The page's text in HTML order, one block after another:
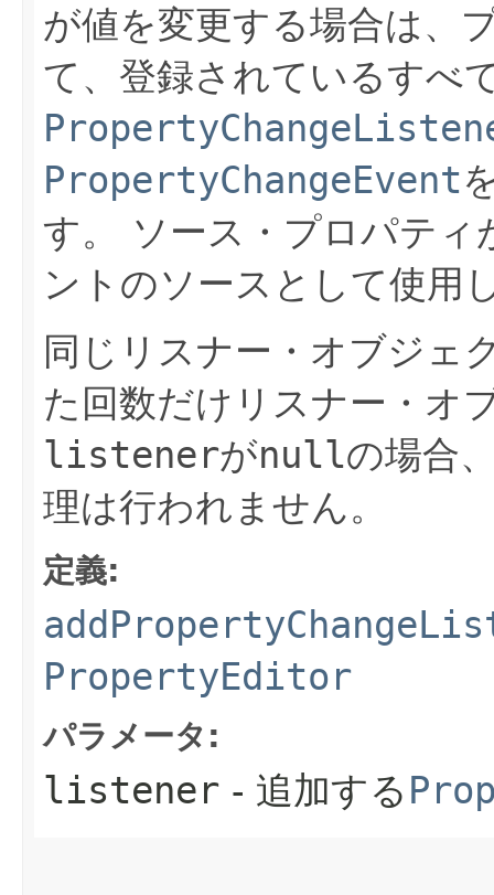
が値を変更する場合は、
て、登録されているすべ
PropertyChangeEvent
す。
ソース・プロパテ
ントのソースとして使用
同じリスナー・オブジェ
た回数だけリスナー・オ
listenerがnullの場合
理は行われません。
定義:
PropertyEditor
パラメータ:
listener - 追加する